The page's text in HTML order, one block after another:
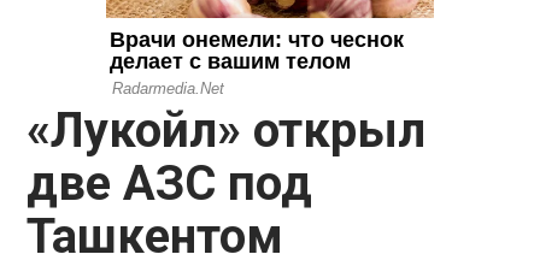
«Лукойл» открыл
две АЗС под
Ташкентом